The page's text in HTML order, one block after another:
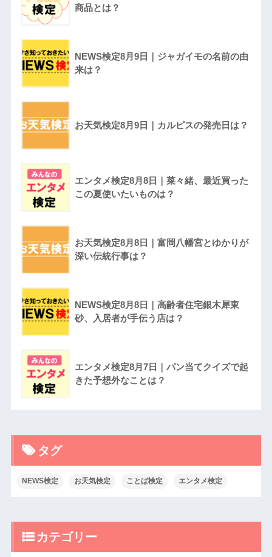
商品とは？
NEWS検定8月9日｜ジャガイモの名前の由
来は？
お天気検定8月9日｜カルピスの発売日は？
エンタメ検定8月8日｜菜々緒、最近買った
この夏使いたいものは？
お天気検定8月8日｜富岡八幡宮とゆかりが
深い伝統行事は？
NEWS検定8月8日｜高齢者住宅銀木犀東
砂、入居者が手伝う店は？
エンタメ検定8月7日｜パン当てクイズで起
きた予想外なことは？
タグ
NEWS検定 お天気検定 ことば検定 エンタメ検定
カテゴリー